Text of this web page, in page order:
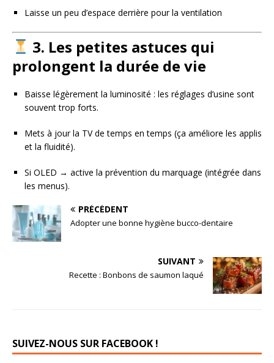
Laisse un peu d’espace derrière pour la ventilation
3. Les petites astuces qui
prolongent la durée de vie
Baisse légèrement la luminosité : les réglages d’usine sont
souvent trop forts.
Mets à jour la TV de temps en temps (ça améliore les applis
et la fluidité).
Si OLED → active la prévention du marquage (intégrée dans
les menus).
PRÉCÉDENT
Adopter une bonne hygiène bucco-dentaire
SUIVANT
Recette : Bonbons de saumon laqué
SUIVEZ-NOUS SUR FACEBOOK !